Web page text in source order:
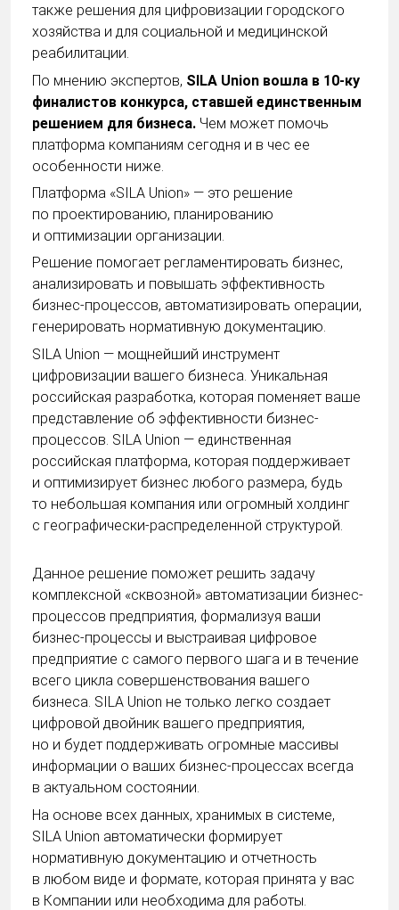
также решения для цифровизации городского
хозяйства и для социальной и медицинской
реабилитации.
По мнению экспертов, SILA Union вошла в 10-ку
финалистов конкурса, ставшей единственным
решением для бизнеса. Чем может помочь
платформа компаниям сегодня и в чес ее
особенности ниже.
Платформа «SILA Union» — это решение
по проектированию, планированию
и оптимизации организации.
Решение помогает регламентировать бизнес,
анализировать и повышать эффективность
бизнес-процессов, автоматизировать операции,
генерировать нормативную документацию.
SILA Union — мощнейший инструмент
цифровизации вашего бизнеса. Уникальная
российская разработка, которая поменяет ваше
представление об эффективности бизнес-
процессов. SILA Union — единственная
российская платформа, которая поддерживает
и оптимизирует бизнес любого размера, будь
то небольшая компания или огромный холдинг
с географически-распределенной структурой.
Данное решение поможет решить задачу
комплексной «сквозной» автоматизации бизнес-
процессов предприятия, формализуя ваши
бизнес-процессы и выстраивая цифровое
предприятие с самого первого шага и в течение
всего цикла совершенствования вашего
бизнеса. SILA Union не только легко создает
цифровой двойник вашего предприятия,
но и будет поддерживать огромные массивы
информации о ваших бизнес-процессах всегда
в актуальном состоянии.
На основе всех данных, хранимых в системе,
SILA Union автоматически формирует
нормативную документацию и отчетность
в любом виде и формате, которая принята у вас
в Компании или необходима для работы.